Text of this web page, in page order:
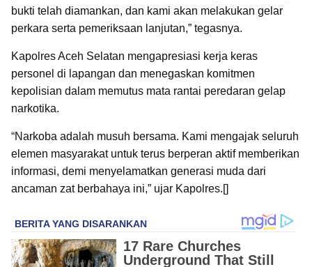
bukti telah diamankan, dan kami akan melakukan gelar
perkara serta pemeriksaan lanjutan,” tegasnya.
Kapolres Aceh Selatan mengapresiasi kerja keras
personel di lapangan dan menegaskan komitmen
kepolisian dalam memutus mata rantai peredaran gelap
narkotika.
“Narkoba adalah musuh bersama. Kami mengajak seluruh
elemen masyarakat untuk terus berperan aktif memberikan
informasi, demi menyelamatkan generasi muda dari
ancaman zat berbahaya ini,” ujar Kapolres.[]